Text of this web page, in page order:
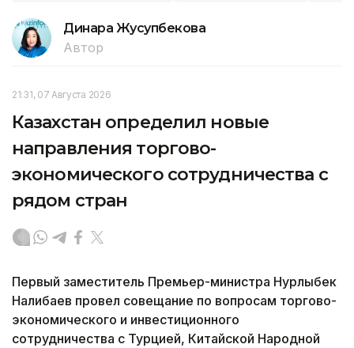
Динара Жусупбекова
Автор
21:31, 07 Августа 2026
Казахстан определил новые
направления торгово-
экономического сотрудничества с
рядом стран
Первый заместитель Премьер-министра Нурлыбек
Налибаев провел совещание по вопросам торгово-
экономического и инвестиционного
сотрудничества с Турцией, Китайской Народной